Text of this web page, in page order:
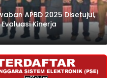
APBD 2025 Disetujui,
Kinerja